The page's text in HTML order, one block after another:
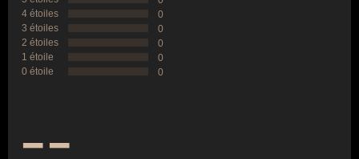
4 étoiles
0
3 étoiles
0
2 étoiles
0
1 étoile
0
0 étoile
0
--